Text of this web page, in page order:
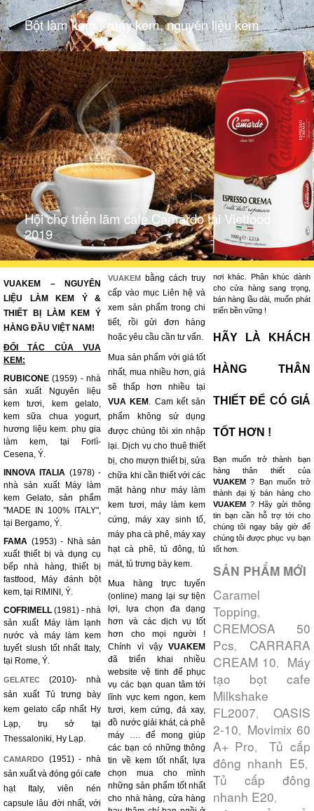
Bột làm kem - máy kem, nguyên liệu kem
Hội chợ triển lãm cafe Camardo tại Vietfood
2019
VUAKEM – NGUYÊN
LIỆU LÀM KEM Ý &
THIẾT BỊ LÀM KEM Ý
HÀNG ĐẦU VIỆT NAM!
ĐỐI TÁC CỦA VUA
KEM:
RUBICONE (1959) - nhà
sản xuất Nguyên liệu
kem tươi, kem gelato,
kem sữa chua yogurt,
hương liệu kem. phụ gia
làm kem, tại Forlì-
Cesena, Ý.
INNOVA ITALIA (1978) -
nhà sản xuất Máy làm
kem Gelato, sản phẩm
"MADE IN 100% ITALY",
tại Bergamo, Ý.
FAMA (1953) - Nhà sản
xuất thiết bị và dụng cụ
bếp nhà hàng, thiết bị
fastfood, Máy đánh bột
kem, tại RIMINI, Ý.
COFRIMELL (1981) - nhà
sản xuất Máy làm lạnh
nước và máy làm kem
tuyết slush tốt nhất Italy,
tại Rome, Ý.
GELATEC (2010)- nhà
sản xuất Tủ trưng bày
kem gelato cấp nhất Hy
Lạp, trụ sở tại
Thessaloniki, Hy Lạp.
CAMARDO
(1951) - nhà
sản xuất và đóng gói cafe
hạt Italy, viên nén
capsule lâu đời nhất, với
VUAKEM
bằng cách truy
cấp vào mục Liên hệ và
xem sản phẩm trong chi
tiết, rồi gửi đơn hàng
hoặc yêu cầu cần tư vấn.
Mua sản phẩm với giá tốt
nhất, mua nhiều hơn, giá
sẽ thấp hơn nhiều tại
VUA KEM . Cam kết sản
phẩm không sử dụng
được chúng tôi xin nhập
lại. Dịch vụ cho thuê thiết
bị, cho mượn thiết bị, sửa
chữa khi cần thiết với các
mặt hàng như máy làm
kem tươi, máy làm kem
cứng, máy xay sinh tố,
máy pha cà phê, máy xay
hạt cà phê, tủ đông, tủ
mát, tủ trưng bày kem.
Mua hàng trực tuyến
(online) mang lại sự tiện
lợi, lựa chọn đa dạng
hơn và các dịch vụ tốt
hơn cho mọi người !
Chính vì vậyVUAKEM
đã triển khai nhiều
website vệ tinh để phục
vụ các bạn quan tâm tới
lĩnh vực kem ngon, kem
tươi, kem cứng, đá xay,
đồ nước giải khát, cà phê
máy …. để mong giúp
các bạn có những thông
tin về kem tốt nhất, lựa
chọn mua cho mình
những sản phẩm tốt nhất
cho nhà hàng, cửa hàng
nơi khác. Phân khúc dành
cho cửa hàng sang trọng,
bán hàng lầu dài, muốn phát
triển bền vững !
HÃY LÀ KHÁCH
HÀNG THÂN
THIẾT ĐỂ CÓ GIÁ
TỐT HƠN !
Bạn muốn trở thành bạn
hàng thân thiết của
VUAKEM
? Bạn muốn trở
thành đại lý bán hàng cho
VUAKEM
? Hãy gửi thông
tin bạn cần hỗ trợ tới cho
chúng tôi ngay bây giờ để
chúng tôi được phục vụ bạn
tốt hơn.
SẢN PHẨM MỚI
Caramel
Topping,
CREMOSA 50
Pcs, CARRARA
CREAM 10, Máy
tạo bọt cafe
Milkshake
FL2007, OASIS
2-10, Movimix 60
A+ Pro, Tủ cấp
đông nhanh E5,
Tủ cấp đông
nhanh E20,